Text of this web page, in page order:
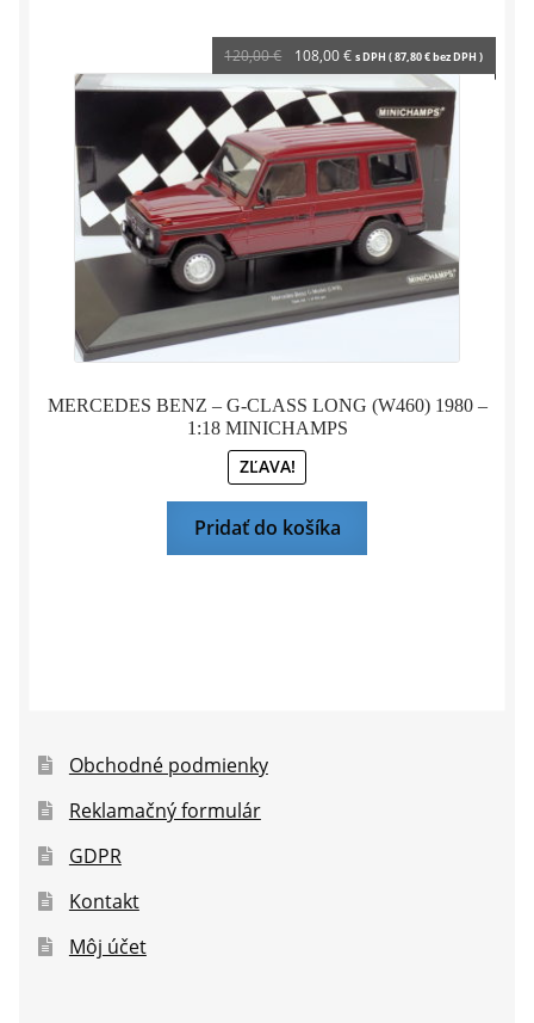
MERCEDES BENZ – G-CLASS LONG (W460) 1980 –
1:18 MINICHAMPS
ZĽAVA!
120,00€
Pôvodná
cena
bola:
120,00 €.
108,00€Aktuálna
cena
je:
108,00 €.
s DPH (87,80€bez DPH )
Pridať do košíka
Obchodné podmienky
Reklamačný formulár
GDPR
Kontakt
Môj účet